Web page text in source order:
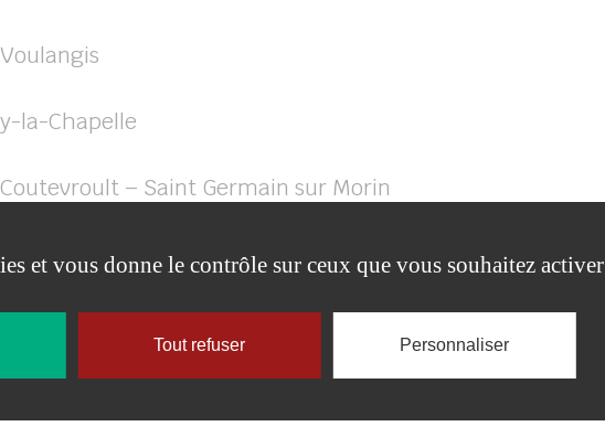
la-Chapelle
– Saint Germain sur Morin
Coutevroult
et vous donne le contrôle sur ceux que vous souhaitez activer
Tout refuser Personnaliser